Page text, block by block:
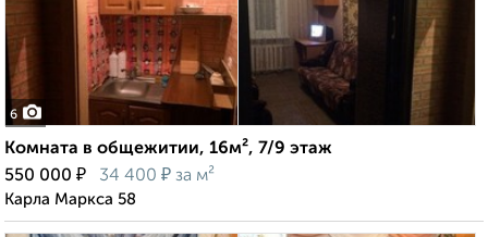
6
Комната в общежитии, 16м², 7/9 этаж
550 000 ₽ 34 400 ₽ за м²
Карла Маркса 58